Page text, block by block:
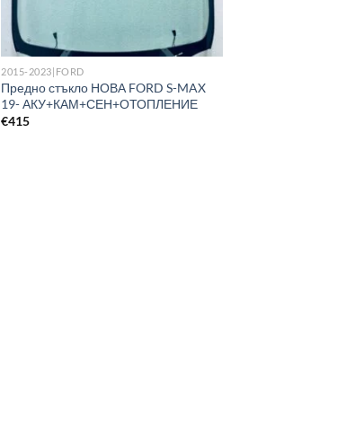
2015-2023|FORD
Предно стъкло НОВА FORD S-MAX
19- АКУ+КАМ+СЕН+ОТОПЛЕНИЕ
€415